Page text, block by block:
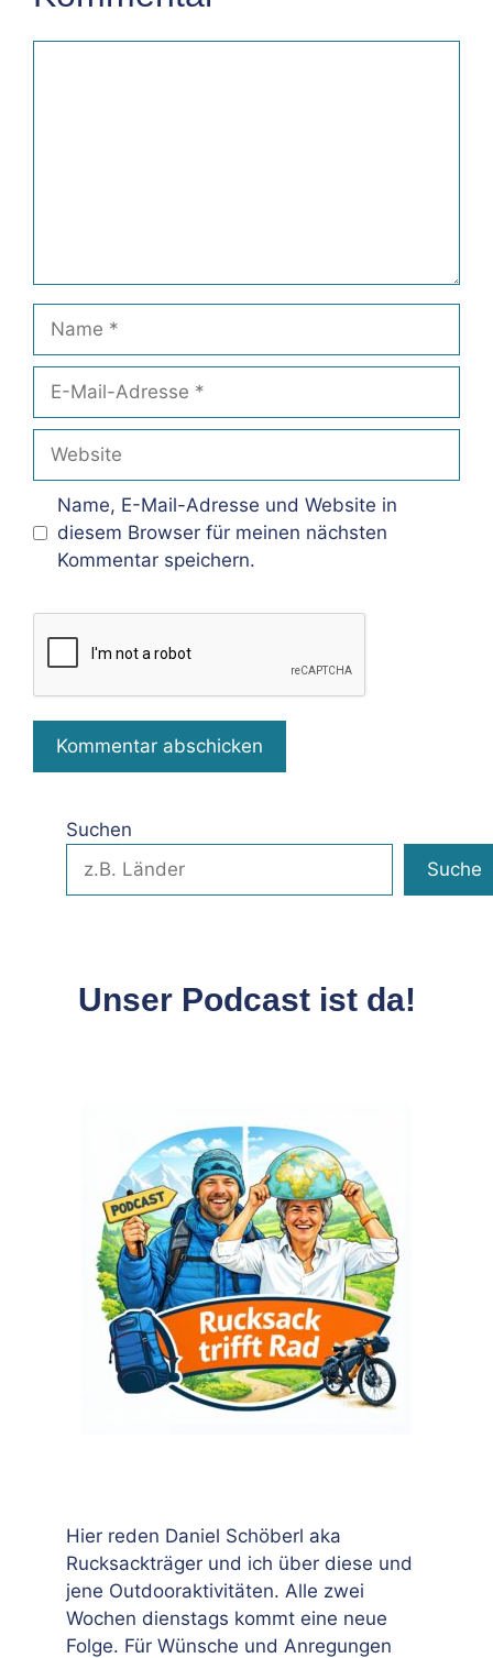
Mail-
Adresse
Name, E-Mail-Adresse und Website in
diesem Browser für meinen nächsten
Kommentar speichern.
Suchen
Suche
Unser Podcast ist da!
Hier reden Daniel Schöberl aka
Rucksackträger und ich über diese und
jene Outdooraktivitäten. Alle zwei
Wochen dienstags kommt eine neue
Folge. Für Wünsche und Anregungen